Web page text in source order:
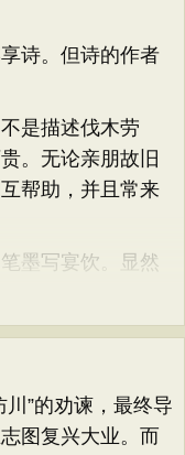
诗。但诗的作者
是描述伐木劳
。无论亲朋故旧
帮助，并且常来
墨写宴饮。显然
”的劝谏，最终导
图复兴大业。而